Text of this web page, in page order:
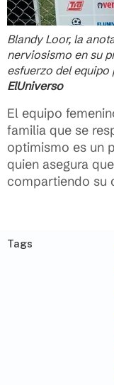
Blandy Loor, la
nerviosismo en su
esfuerzo del
ElUniverso
El equipo
familia que se
optimismo es un
quien asegura
compartiendo su
Tags